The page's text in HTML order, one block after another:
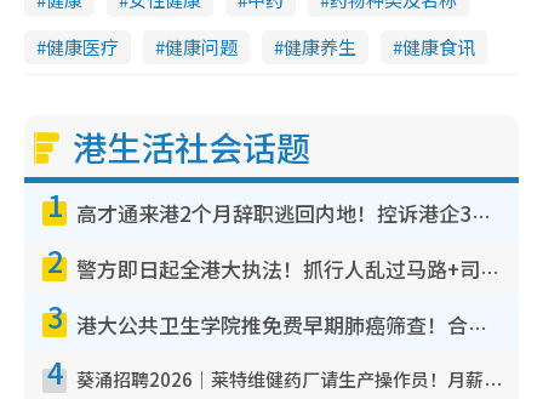
健康医疗
健康问题 健康养生 健康食讯
港生活社会话题
1 高才通来港2个月辞职逃回内地！控诉港企3宗罪，叹微管理极窒息
2 警方即日起全港大执法！抓行人乱过马路+司机不专注驾驶！乱过马路罚$2000
3 港大公共卫生学院推免费早期肺癌筛查！合资格人士将获全额资助定期血液化验/电脑断层扫描/风险评估
4 葵涌招聘2026｜莱特维健药厂请生产操作员！月薪高达$1.7万 冷气厂房/五天工作/保障双粮